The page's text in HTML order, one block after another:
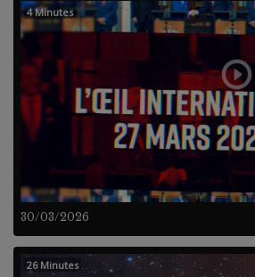
30/03/2026
4 Minutes
26 Minutes